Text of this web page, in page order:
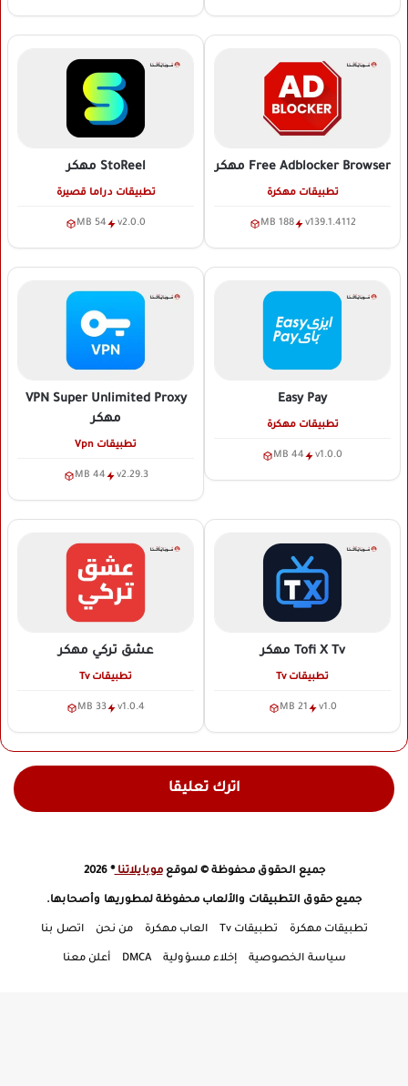
Free Adblocker Browser مهكر
تطبيقات مهكرة
v139.1.4112
188 MB
StoReel مهكر
تطبيقات دراما قصيرة
v2.0.0
54 MB
Easy Pay
تطبيقات مهكرة
v1.0.0
44 MB
VPN Super Unlimited Proxy
مهكر
تطبيقات Vpn
v2.29.3
44 MB
Tofi X Tv مهكر
تطبيقات Tv
v1.0
21 MB
عشق تركي مهكر
تطبيقات Tv
v1.0.4
33 MB
اترك تعليقا
جميع الحقوق محفوظة © لموقعموبايلاتنا® 2026
جميع حقوق التطبيقات والألعاب محفوظة لمطوريها وأصحابها.
تطبيقات مهكرة تطبيقات Tv العاب مهكرة من نحن اتصل بنا
سياسة الخصوصية إخلاء مسؤولية DMCA أعلن معنا